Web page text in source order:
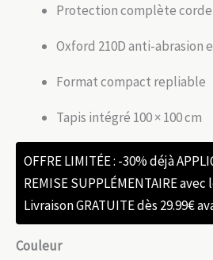
Protection complète corde
Oxford 210D anti-abrasion
Format compact repliable
Tapis intégré 100 × 100 cm
OFFRE LIMITÉE : -30% déjà
REMISE SUPPLÉMENTAIRE avec
Livraison GRATUITE dès 29.99€
Couleur